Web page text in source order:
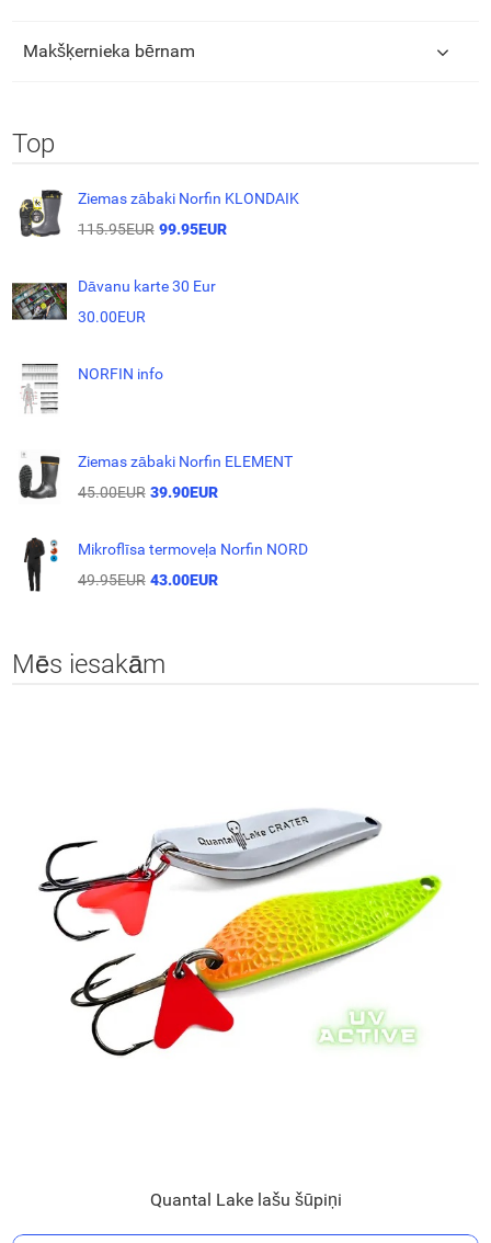
Makšķernieka bērnam
Top
Ziemas zābaki Norfin KLONDAIK
115.95EUR 99.95EUR
Dāvanu karte 30 Eur
30.00EUR
NORFIN info
Ziemas zābaki Norfin ELEMENT
45.00EUR 39.90EUR
Mikroflīsa termoveļa Norfin NORD
49.95EUR 43.00EUR
Mēs iesakām
Quantal Lake lašu šūpiņi